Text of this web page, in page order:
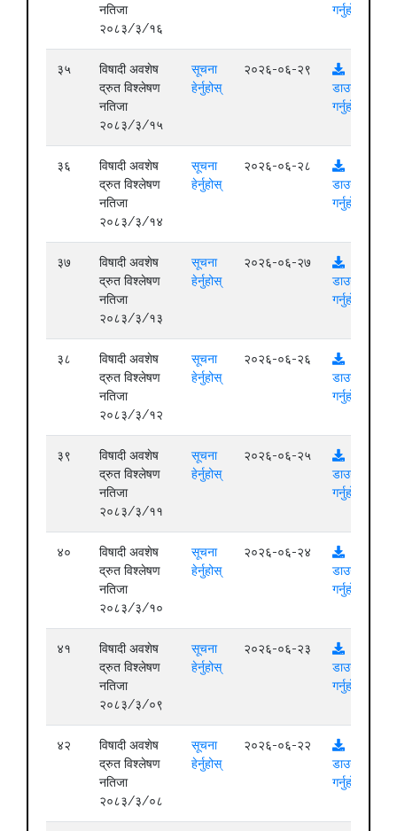
नतिजा
२०८३/३/१६
गर्नुहोस्
३५
विषादी अवशेष
द्रुत विश्लेषण
नतिजा
२०८३/३/१५
सूचना
हेर्नुहोस्
२०२६-०६-२९
डाउनलोड
गर्नुहोस्
३६
विषादी अवशेष
द्रुत विश्लेषण
नतिजा
२०८३/३/१४
सूचना
हेर्नुहोस्
२०२६-०६-२८
डाउनलोड
गर्नुहोस्
३७
विषादी अवशेष
द्रुत विश्लेषण
नतिजा
२०८३/३/१३
सूचना
हेर्नुहोस्
२०२६-०६-२७
डाउनलोड
गर्नुहोस्
३८
विषादी अवशेष
द्रुत विश्लेषण
नतिजा
२०८३/३/१२
सूचना
हेर्नुहोस्
२०२६-०६-२६
डाउनलोड
गर्नुहोस्
३९
विषादी अवशेष
द्रुत विश्लेषण
नतिजा
२०८३/३/११
सूचना
हेर्नुहोस्
२०२६-०६-२५
डाउनलोड
गर्नुहोस्
४०
विषादी अवशेष
द्रुत विश्लेषण
नतिजा
२०८३/३/१०
सूचना
हेर्नुहोस्
२०२६-०६-२४
डाउनलोड
गर्नुहोस्
४१
विषादी अवशेष
द्रुत विश्लेषण
नतिजा
२०८३/३/०९
सूचना
हेर्नुहोस्
२०२६-०६-२३
डाउनलोड
गर्नुहोस्
४२
विषादी अवशेष
द्रुत विश्लेषण
नतिजा
२०८३/३/०८
सूचना
हेर्नुहोस्
२०२६-०६-२२
डाउनलोड
गर्नुहोस्